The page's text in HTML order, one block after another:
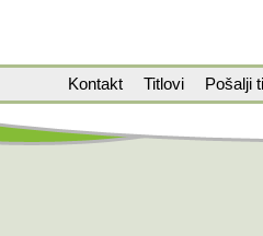
Kontakt Titlovi Pošalji